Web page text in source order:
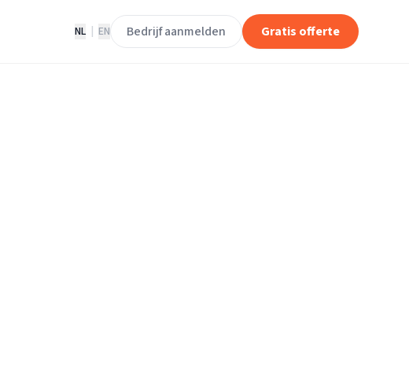
NL EN Bedrijf aanmelden Gratis offerte
in Leiden -
Ontvang gratis offertes, lees reviews